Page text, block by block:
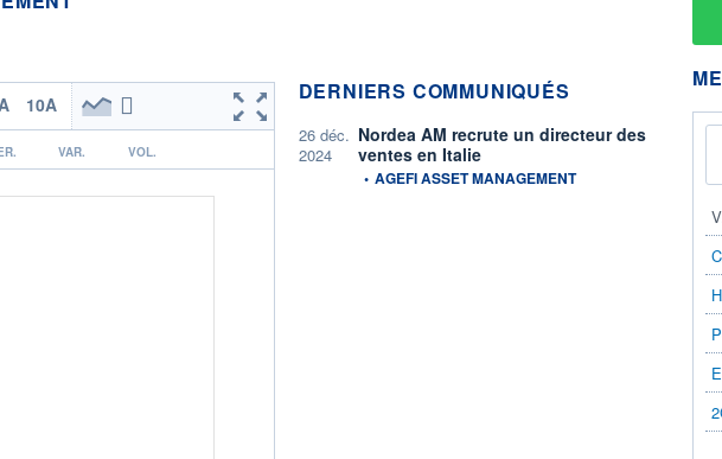
10A
VAR. VOL.
DERNIERS COMMUNIQUÉS
26 déc.
2024
Nordea AM recrute un directeur des
ventes en Italie
information fournie par
• AGEFI ASSET MANAGEMENT